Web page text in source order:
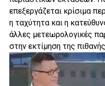
επεξεργάζεται κρίσιμα
η ταχύτητα και η
άλλες μετεωρολογικές
στην εκτίμηση της